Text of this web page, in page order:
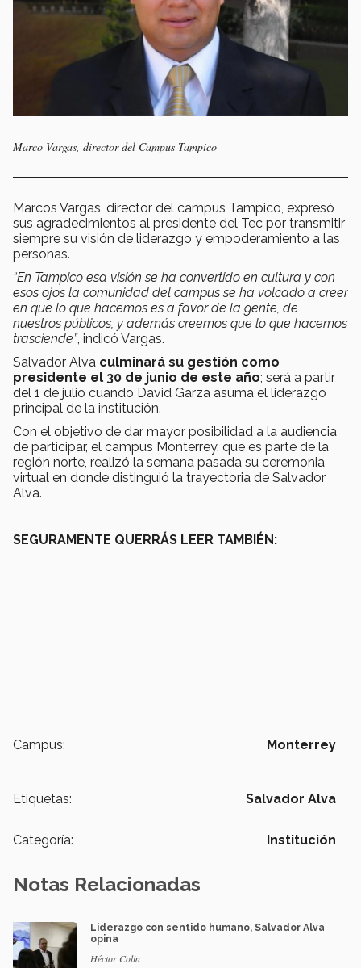
Marco Vargas, director del Campus Tampico
Marcos Vargas, director del campus Tampico, expresó
sus agradecimientos al presidente del Tec por transmitir
siempre su visión de liderazgo y empoderamiento a las
personas.
“En Tampico esa visión se ha convertido en cultura y con
esos ojos la comunidad del campus se ha volcado a creer
en que lo que hacemos es a favor de la gente, de
nuestros públicos, y además creemos que lo que hacemos
trasciende”, indicó Vargas.
Salvador Alva culminará su gestión como
presidente el 30 de junio de este año; será a partir
del 1 de julio cuando David Garza asuma el liderazgo
principal de la institución.
Con el objetivo de dar mayor posibilidad a la audiencia
de participar, el campus Monterrey, que es parte de la
región norte, realizó la semana pasada su ceremonia
virtual en donde distinguió la trayectoria de Salvador
Alva.
SEGURAMENTE QUERRÁS LEER TAMBIÉN:
Campus: Monterrey
Etiquetas: Salvador Alva
Categoría: Institución
Notas Relacionadas
Liderazgo con sentido humano, Salvador Alva
opina
Héctor Colin